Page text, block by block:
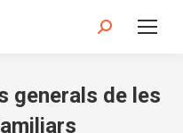
Search:
generals de les